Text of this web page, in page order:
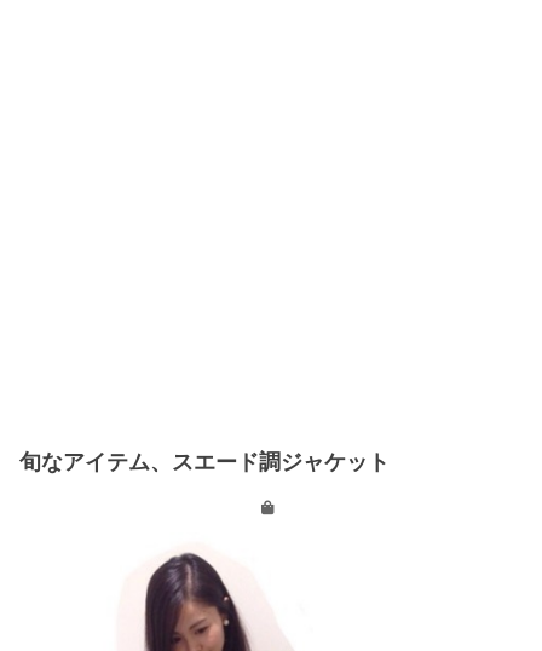
旬なアイテム、スエード調ジャケット